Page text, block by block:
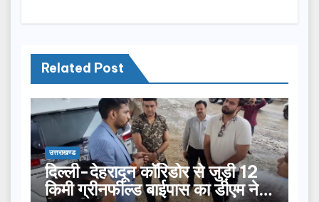
Related Post
उत्तराखण्ड
दिल्ली-देहरादून कॉरिडोर से जुड़ी 12
किमी ग्रीनफील्ड बाईपास का डीएम ने